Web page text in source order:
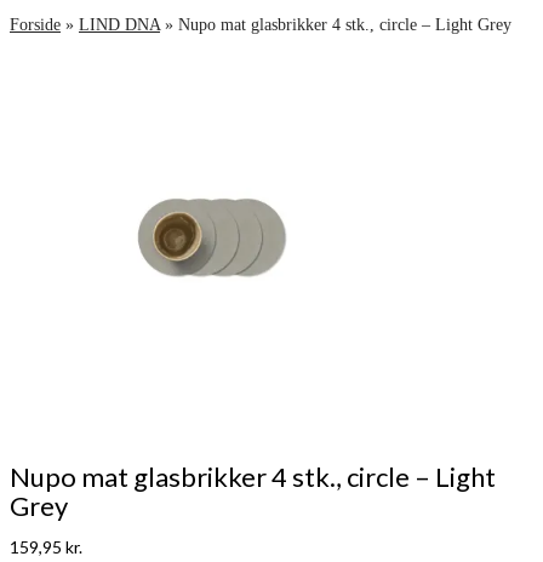
Forside » LIND DNA » Nupo mat glasbrikker 4 stk., circle – Light Grey
Nupo mat glasbrikker 4 stk., circle – Light
Grey
159,95 kr.